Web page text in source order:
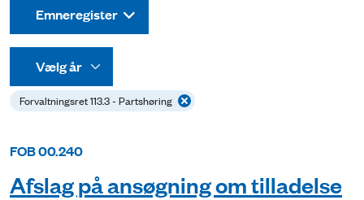
Emneregister
Forvaltningsret 113.3 - Partshøring
FOB 00.240
Afslag på ansøgning om tilladelse